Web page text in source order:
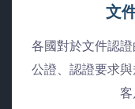
文
各國對於文件認
公證、認證要求
客